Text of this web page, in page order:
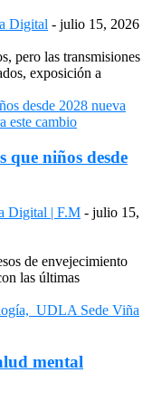
Digital - julio 15, 2026
pero las transmisiones
exposición a
que niños desde
Digital | F.M - julio 15,
de envejecimiento
las últimas
mental